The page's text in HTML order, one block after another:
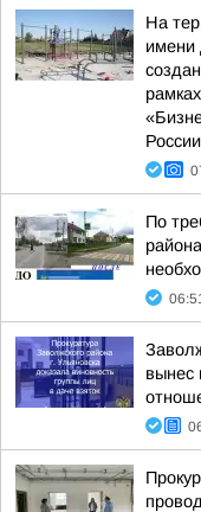
На
имени
По
вынес